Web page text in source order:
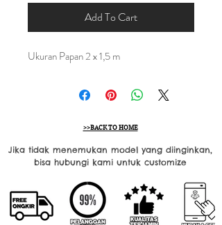
Add To Cart
Ukuran Papan 2 x 1,5 m
>>BACK TO HOME
Jika tidak menemukan model yang diinginkan,
bisa hubungi kami untuk customize